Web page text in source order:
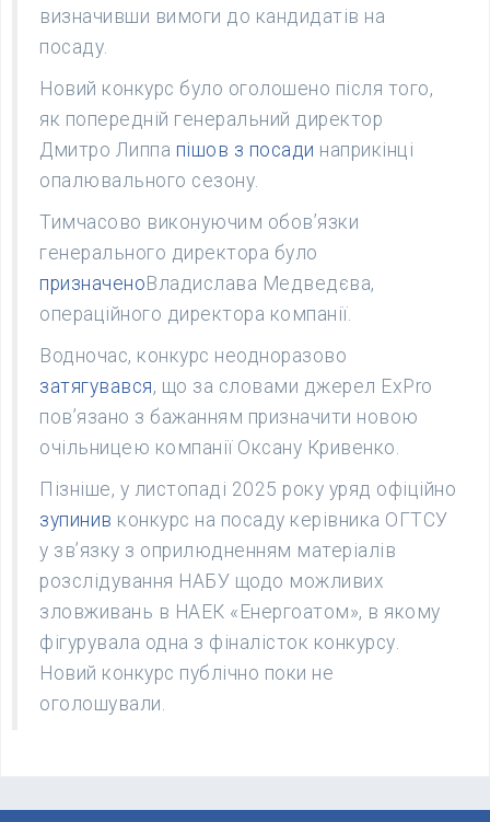
визначивши вимоги до кандидатів на
посаду.
Новий конкурс було оголошено після того,
як попередній генеральний директор
Дмитро Липпа пішов з посади наприкінці
опалювального сезону.
Тимчасово виконуючим обов’язки
генерального директора було
призначено Владислава Медведєва,
операційного директора компанії.
Водночас, конкурс неодноразово
затягувався, що за словами джерел ExPro
пов’язано з бажанням призначити новою
очільницею компанії Оксану Кривенко.
Пізніше, у листопаді 2025 року уряд офіційно
зупинив конкурс на посаду керівника ОГТСУ
у звʼязку з оприлюдненням матеріалів
розслідування НАБУ щодо можливих
зловживань в НАЕК «Енергоатом», в якому
фігурувала одна з фіналісток конкурсу.
Новий конкурс публічно поки не
оголошували.